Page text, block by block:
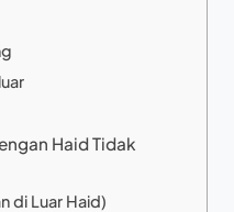
Haid Tidak
di Luar Haid)